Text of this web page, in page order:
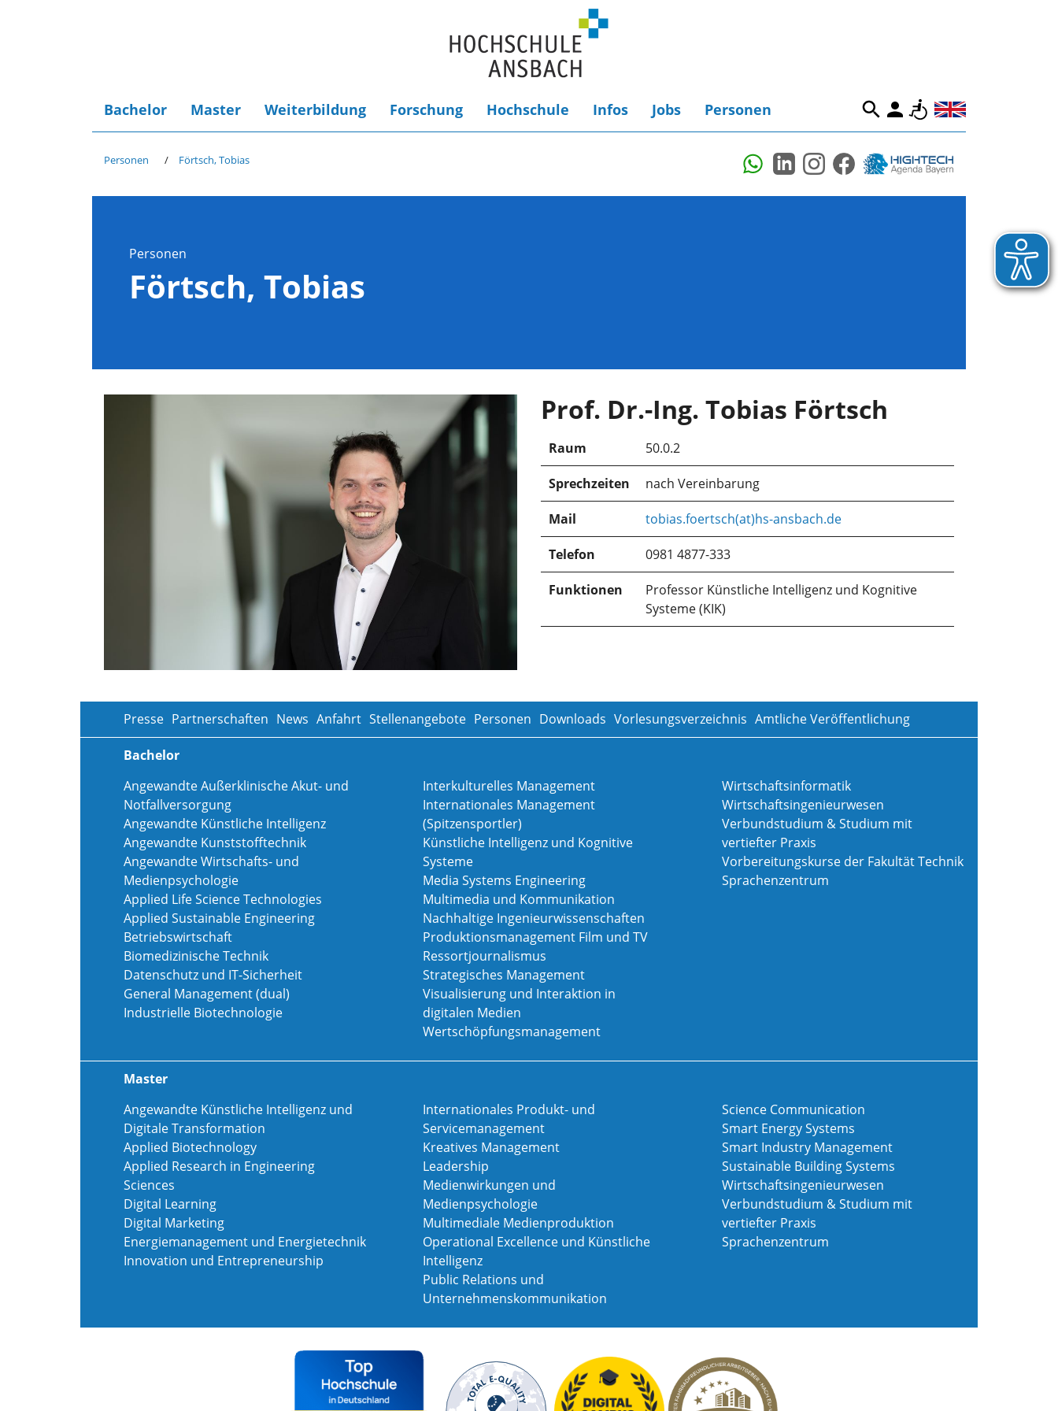
Bachelor Master Weiterbildung Forschung Hochschule Infos Jobs Personen
Personen Förtsch, Tobias
Personen
Förtsch, Tobias
Prof. Dr.-Ing. Tobias Förtsch
Raum 50.0.2
Sprechzeiten nach Vereinbarung
Mail tobias.foertsch(at)hs-ansbach.de
Telefon 0981 4877-333
Funktionen
Professor Künstliche Intelligenz und Kognitive
Systeme (KIK)
Presse Partnerschaften News Anfahrt Stellenangebote Personen Downloads Vorlesungsverzeichnis Amtliche Veröffentlichung
Bachelor
Angewandte Außerklinische Akut- und
Notfallversorgung
Angewandte Künstliche Intelligenz
Angewandte Kunststofftechnik
Angewandte Wirtschafts- und
Medienpsychologie
Applied Life Science Technologies
Applied Sustainable Engineering
Betriebswirtschaft
Biomedizinische Technik
Datenschutz und IT-Sicherheit
General Management (dual)
Industrielle Biotechnologie
Interkulturelles Management
Internationales Management
(Spitzensportler)
Künstliche Intelligenz und Kognitive
Systeme
Media Systems Engineering
Multimedia und Kommunikation
Nachhaltige Ingenieurwissenschaften
Produktionsmanagement Film und TV
Ressortjournalismus
Strategisches Management
Visualisierung und Interaktion in
digitalen Medien
Wertschöpfungsmanagement
Wirtschaftsinformatik
Wirtschaftsingenieurwesen
Verbundstudium & Studium mit
vertiefter Praxis
Vorbereitungskurse der Fakultät Technik
Sprachenzentrum
Master
Angewandte Künstliche Intelligenz und
Digitale Transformation
Applied Biotechnology
Applied Research in Engineering
Sciences
Digital Learning
Digital Marketing
Energiemanagement und Energietechnik
Innovation und Entrepreneurship
Internationales Produkt- und
Servicemanagement
Kreatives Management
Leadership
Medienwirkungen und
Medienpsychologie
Multimediale Medienproduktion
Operational Excellence und Künstliche
Intelligenz
Public Relations und
Unternehmenskommunikation
Science Communication
Smart Energy Systems
Smart Industry Management
Sustainable Building Systems
Wirtschaftsingenieurwesen
Verbundstudium & Studium mit
vertiefter Praxis
Sprachenzentrum